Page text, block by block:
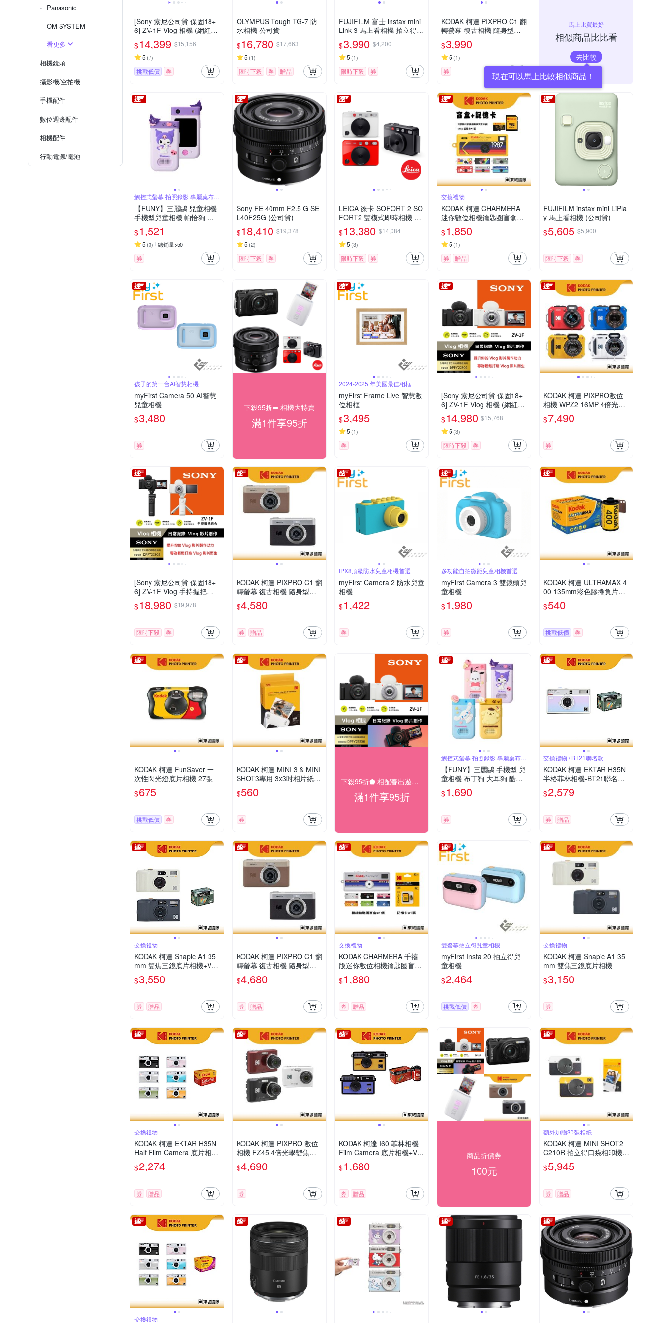
Panasonic
OM SYSTEM
看更多
相機鏡頭
攝影機/空拍機
手機配件
數位週邊配件
相機配件
行動電源/電池
[Sony 索尼公司貨 保固18+
6] ZV-1F Vlog 相機 (網紅新
手/生活隨拍)
$14,399 $15,156
5 (7)
挑戰低價 券
OLYMPUS Tough TG-7 防
水相機 公司貨
$16,780 $17,663
5 (1)
限時下殺 券 贈品
FUJIFILM 富士 instax mini
Link 3 馬上看相機 拍立得
印相機 公司貨
$3,990 $4,200
5 (1)
限時下殺 券
KODAK 柯達 PIXPRO C1 翻
轉螢幕 復古相機 隨身型數
位相機
$3,990
5 (1)
券
馬上比買最好
相似商品比比看
去比較
觸控式螢幕 拍照錄影 專屬桌布相
框
【FUNY】三麗鷗 兒童相機
手機型兒童相機 帕恰狗 大
耳狗 酷洛米
$1,521
5 (3) 總銷量>50
券
Sony FE 40mm F2.5 G SE
L40F25G (公司貨)
$18,410 $19,378
5 (2)
限時下殺 券
LEICA 徠卡 SOFORT 2 SO
FORT2 雙模式即時相機 公
司貨
$13,380 $14,084
5 (3)
限時下殺 券
交換禮物
KODAK 柯達 CHARMERA
迷你數位相機鑰匙圈盲盒+6
4G記憶卡組
$1,850
5 (1)
券 贈品
FUJIFILM instax mini LiPla
y 馬上看相機 (公司貨)
$5,605 $5,900
限時下殺 券
孩子的第一台AI智慧相機
myFirst Camera 50 AI智慧
兒童相機
$3,480
券
下殺95折⬅︎ 相機大特賣
滿1件享95折
2024-2025 年美國最佳相框
myFirst Frame Live 智慧數
位相框
$3,495
5 (1)
券
[Sony 索尼公司貨 保固18+
6] ZV-1F Vlog 相機 (網紅新
手/生活隨拍)
$14,980 $15,768
5 (3)
限時下殺 券
KODAK 柯達 PIXPRO數位
相機 WPZ2 16MP 4倍光學
變焦 防水數位相機 公司貨
$7,490
券
[Sony 索尼公司貨 保固18+
6] ZV-1F Vlog 手持握把組
合相機 (網紅新手/生活隨拍)
$18,980 $19,978
限時下殺 券
KODAK 柯達 PIXPRO C1 翻
轉螢幕 復古相機 隨身型數
位相機 + 32G記憶卡組
$4,580
券 贈品
IPX8頂級防水兒童相機首選
myFirst Camera 2 防水兒童
相機
$1,422
券
多功能自拍微距兒童相機首選
myFirst Camera 3 雙鏡頭兒
童相機
$1,980
券
KODAK 柯達 ULTRAMAX 4
00 135mm彩色膠捲負片底
片 /ISO 400 36張
$540
挑戰低價 券
KODAK 柯達 FunSaver 一
次性閃光燈底片相機 27張
$675
挑戰低價 券
KODAK 柯達 MINI 3 & MINI
SHOT3專用 3x3吋相片紙連
墨盒(30張) 公司貨
$560
券
下殺95折⬟ 相配春出遊大促
滿1件享95折
觸控式螢幕 拍照錄影 專屬桌布相
框
【FUNY】三麗鷗 手機型 兒
童相機 布丁狗 大耳狗 酷洛
米 帕恰狗
$1,690
券
交換禮物 / BT21聯名款
KODAK 柯達 EKTAR H35N
半格菲林相機-BT21聯名款
VIBE 400 底片組
$2,579
券 贈品
交換禮物
KODAK 柯達 Snapic A1 35
mm 雙焦三鏡底片相機+VIB
E 400底片組
$3,550
券 贈品
KODAK 柯達 PIXPRO C1 翻
轉螢幕 復古相機 隨身型數
位相機 + 64G記憶卡組
$4,680
券 贈品
交換禮物
KODAK CHARMERA 千禧
版迷你數位相機鑰匙圈盲盒
+32G記憶卡組
$1,880
券 贈品
雙螢幕拍立得兒童相機
myFirst Insta 20 拍立得兒
童相機
$2,464
挑戰低價 券
交換禮物
KODAK 柯達 Snapic A1 35
mm 雙焦三鏡底片相機
$3,150
券
交換禮物
KODAK 柯達 EKTAR H35N
Half Film Camera 底片相機
COLORPLUS 200底片組
$2,274
券 贈品
KODAK 柯達 PIXPRO 數位
相機 FZ45 4倍光學變焦數
位相機 公司貨
$4,690
券
KODAK 柯達 I60 菲林相機
Film Camera 底片相機+VIB
E 800底片組
$1,680
券 贈品
商品折價券
100元
額外加贈30張相紙
KODAK 柯達 MINI SHOT2
C210R 拍立得口袋相印機 +
30張相紙組 公司貨
$5,945
券 贈品
交換禮物